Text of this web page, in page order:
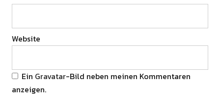
Website
Ein Gravatar-Bild neben meinen Kommentaren
anzeigen.